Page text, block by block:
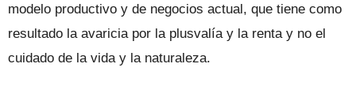
modelo productivo y de negocios actual, que tiene como
resultado la avaricia por la plusvalía y la renta y no el
cuidado de la vida y la naturaleza.